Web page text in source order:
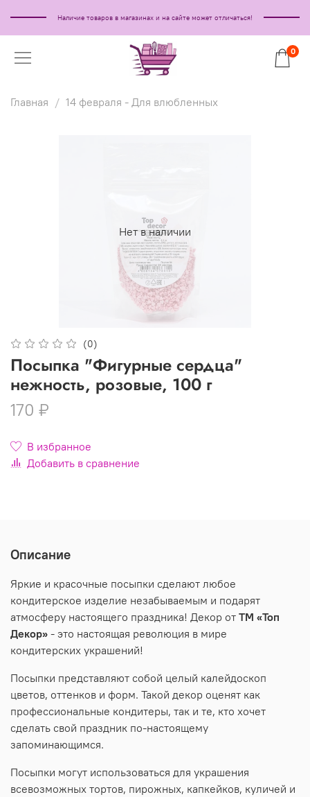
Наличие товаров в магазинах и на сайте может отличаться!
0
Главная 14 февраля - Для влюбленных
Нет в наличии
(0)
Посыпка "Фигурные сердца"
нежность, розовые, 100 г
170 ₽
В избранное
Добавить в сравнение
Описание
Яркие и красочные посыпки сделают любое
кондитерское изделие незабываемым и подарят
атмосферу настоящего праздника! Декор от ТМ «Топ
Декор» - это настоящая революция в мире
кондитерских украшений!
Посыпки представляют собой целый калейдоскоп
цветов, оттенков и форм. Такой декор оценят как
профессиональные кондитеры, так и те, кто хочет
сделать свой праздник по-настоящему
запоминающимся.
Посыпки могут использоваться для украшения
всевозможных тортов, пирожных, капкейков, куличей и